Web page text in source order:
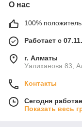
О нас
100%
Работает с
г. Алматы
Уалиханова 83,
Контакты
Сегодня
Показать весь